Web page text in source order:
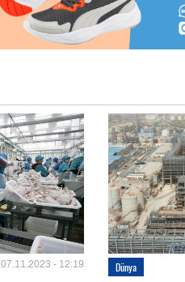
07.11.2023 - 12:19 Dünya